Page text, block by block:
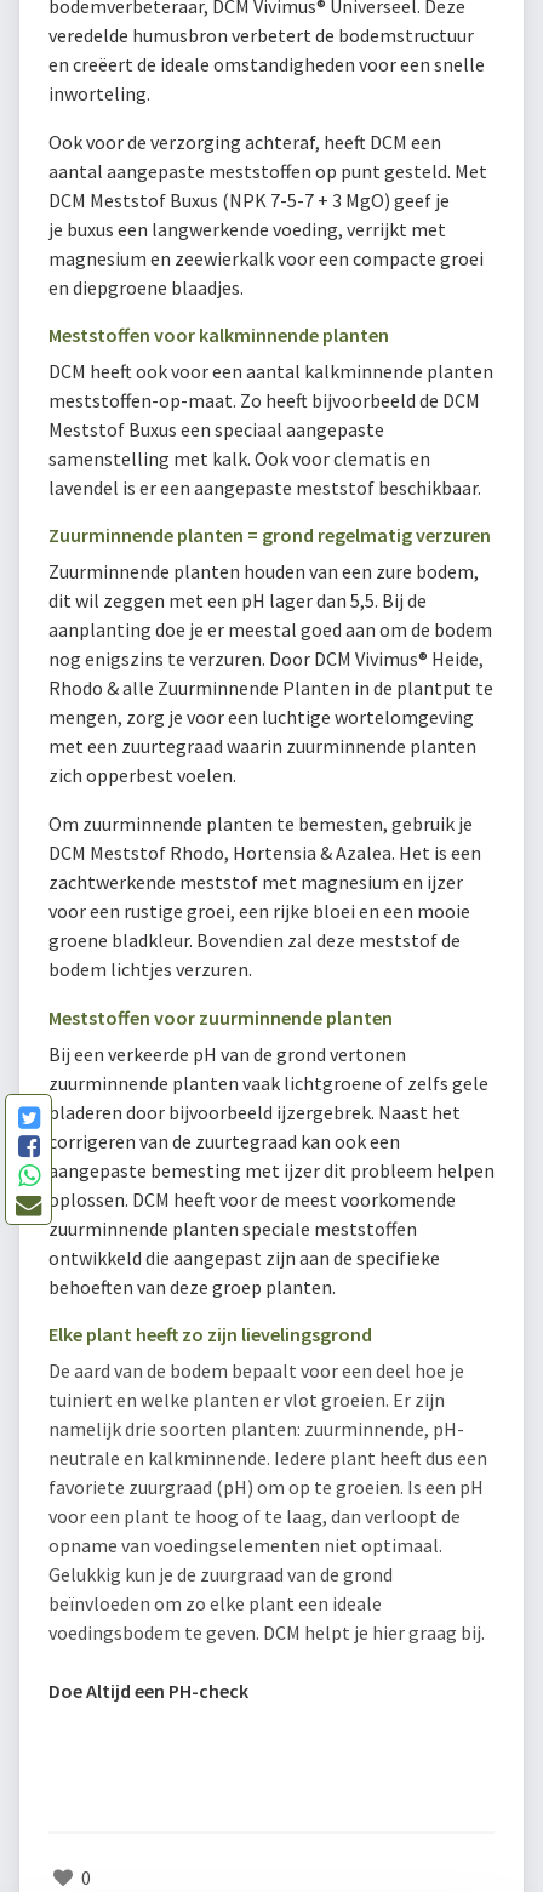
bodemverbeteraar, DCM Vivimus® Universeel. Deze
veredelde humusbron verbetert de bodemstructuur
en creëert de ideale omstandigheden voor een snelle
inworteling.
Ook voor de verzorging achteraf, heeft DCM een
aantal aangepaste meststoffen op punt gesteld. Met
DCM Meststof Buxus (NPK 7-5-7 + 3 MgO) geef je
je buxus een langwerkende voeding, verrijkt met
magnesium en zeewierkalk voor een compacte groei
en diepgroene blaadjes.
Meststoffen voor kalkminnende planten
DCM heeft ook voor een aantal kalkminnende planten
meststoffen-op-maat. Zo heeft bijvoorbeeld de DCM
Meststof Buxus een speciaal aangepaste
samenstelling met kalk. Ook voor clematis en
lavendel is er een aangepaste meststof beschikbaar.
Zuurminnende planten = grond regelmatig verzuren
Zuurminnende planten houden van een zure bodem,
dit wil zeggen met een pH lager dan 5,5. Bij de
aanplanting doe je er meestal goed aan om de bodem
nog enigszins te verzuren. Door DCM Vivimus® Heide,
Rhodo & alle Zuurminnende Planten in de plantput te
mengen, zorg je voor een luchtige wortelomgeving
met een zuurtegraad waarin zuurminnende planten
zich opperbest voelen.
Om zuurminnende planten te bemesten, gebruik je
DCM Meststof Rhodo, Hortensia & Azalea. Het is een
zachtwerkende meststof met magnesium en ijzer
voor een rustige groei, een rijke bloei en een mooie
groene bladkleur. Bovendien zal deze meststof de
bodem lichtjes verzuren.
Meststoffen voor zuurminnende planten
Bij een verkeerde pH van de grond vertonen
zuurminnende planten vaak lichtgroene of zelfs gele
bladeren door bijvoorbeeld ijzergebrek. Naast het
corrigeren van de zuurtegraad kan ook een
aangepaste bemesting met ijzer dit probleem helpen
oplossen. DCM heeft voor de meest voorkomende
zuurminnende planten speciale meststoffen
ontwikkeld die aangepast zijn aan de specifieke
behoeften van deze groep planten.
Elke plant heeft zo zijn lievelingsgrond
De aard van de bodem bepaalt voor een deel hoe je
tuiniert en welke planten er vlot groeien. Er zijn
namelijk drie soorten planten: zuurminnende, pH-
neutrale en kalkminnende. Iedere plant heeft dus een
favoriete zuurgraad (pH) om op te groeien. Is een pH
voor een plant te hoog of te laag, dan verloopt de
opname van voedingselementen niet optimaal.
Gelukkig kun je de zuurgraad van de grond
beïnvloeden om zo elke plant een ideale
voedingsbodem te geven. DCM helpt je hier graag bij.
Doe Altijd een PH-check
0